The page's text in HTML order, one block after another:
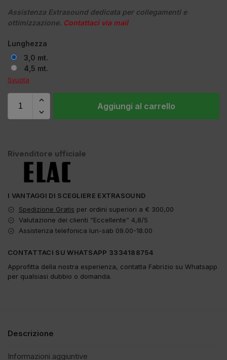
Assistenza Extrasound dedicata per collegamenti e
ottimizzazione. Contattaci via mail
Lunghezza
3,0 mt.
4,5 mt.
Svuota
Aggiungi al carrello
Rivenditore ufficiale
I VANTAGGI DI SCEGLIERE EXTRASOUND
Spedizione Gratis per ordini superiori a € 300,00
Valutazione dei clienti “Eccellente” 4,8/5
Assistenza telefonica lun-sab 09.00-18.00
CONTATTACI SU WHATSAPP 3334188754
Approfitta della nostra esperienza, contatta Fabrizio su Whatsapp
per qualsiasi dubbio o domanda.
Descrizione
Informazioni aggiuntive